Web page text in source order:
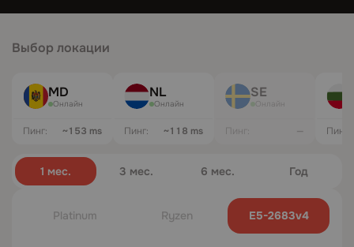
Выбор локации
MD
Онлайн
Пинг: ~147 ms
NL
Онлайн
Пинг: ~130 ms
SE
Онлайн
Пинг: — Пинг:
1 мес. 3 мес. 6 мес. Год
Platinum Ryzen E5-2683v4